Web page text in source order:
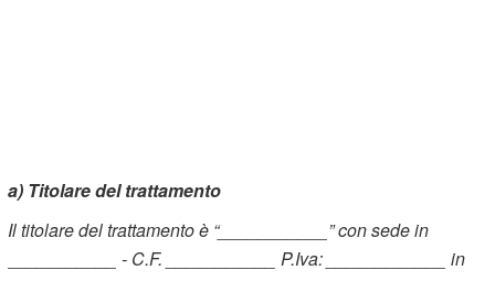
a) Titolare del trattamento
Il titolare del trattamento è “___________” con sede in
___________ - C.F. ___________ P.Iva: ____________ in